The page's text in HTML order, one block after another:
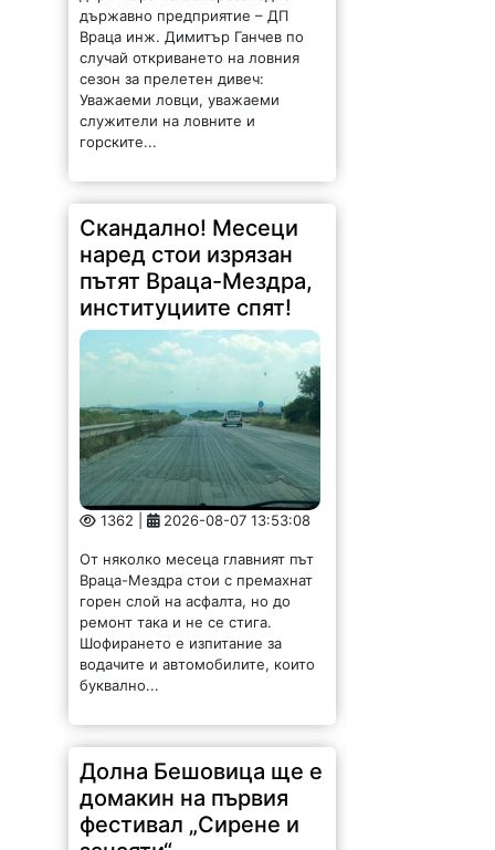
Враца инж. Димитър Ганчев по
случай откриването на ловния
сезон за прелетен дивеч:
Уважаеми ловци, уважаеми
служители на ловните и
горските...
Скандално! Месеци
наред стои изрязан
пътят Враца-Мездра,
институциите спят!
1362 | 2026-08-07 13:53:08
Враца-Мездра стои с премахнат
горен слой на асфалта, но до
ремонт така и не се стига.
Шофирането е изпитание за
водачите и автомобилите, които
буквално...
Долна Бешовица ще е
домакин на първия
фестивал „Сирене и
занаяти“